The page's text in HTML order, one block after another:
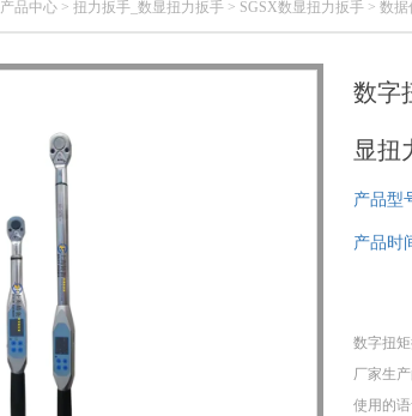
产品中心 > 扭力扳手_数显扭力扳手 > SGSX数显扭力扳手 > 数
数字
显扭
产品型
产品时
数字扭
厂家生
使用的